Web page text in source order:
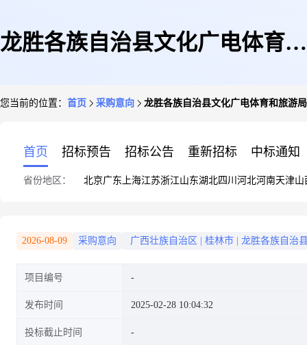
龙胜各族自治县文化广电体育和
您当前的位置： 首页 采购意向 龙胜各族自治县文化广电体育和旅游
首页 招标预告 招标公告 重新招标 中标通知
省份地区： 北京广东 上海江苏浙江山东湖北四川 河北河南天津山
2026-08-09 采购意向 广西壮族自治区 桂林市 龙胜各族自治
项目编号
发布时间 2025-02-28 10:04:32
投标截止时间